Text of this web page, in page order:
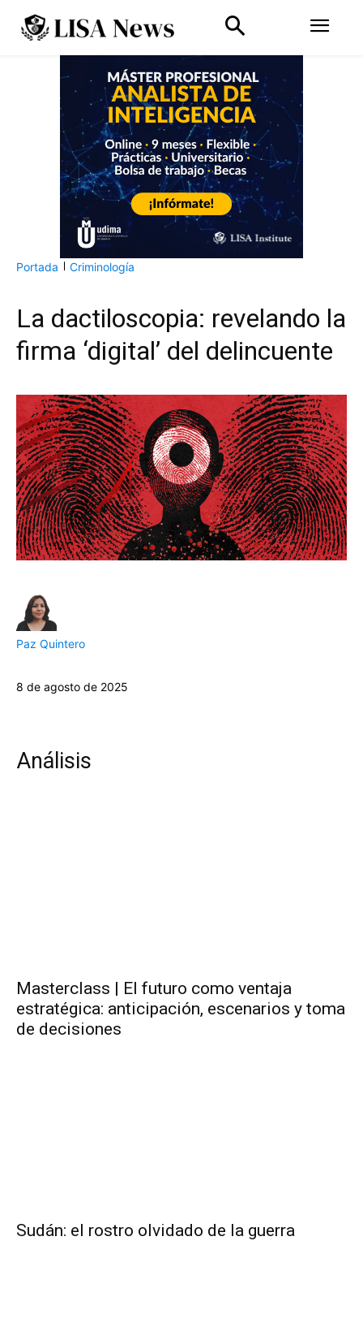
Portada Criminología
La dactiloscopia: revelando la
firma ‘digital’ del delincuente
Paz Quintero
8 de agosto de 2025
Análisis
Masterclass | El futuro como ventaja
estratégica: anticipación, escenarios y toma
de decisiones
Sudán: el rostro olvidado de la guerra